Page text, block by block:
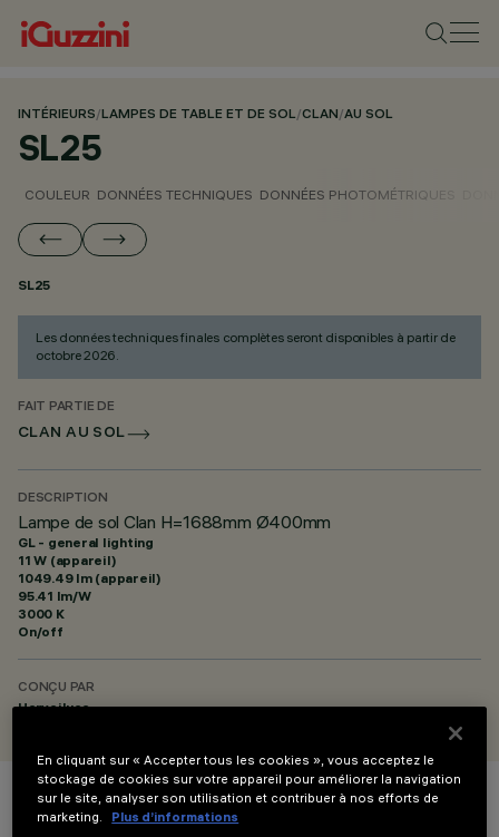
INTÉRIEURS/LAMPES DE TABLE ET DE SOL/CLAN/AU SOL
SL25
COULEUR DONNÉES TECHNIQUES DONNÉES PHOTOMÉTRIQUES
SL25
Les données techniques finales complètes seront disponibles à partir de
octobre 2026.
FAIT PARTIE DE
CLAN AU SOL
DESCRIPTION
Lampe de sol Clan H=1688mm Ø400mm
GL - general lighting
11 W (appareil)
1049.49 lm (appareil)
95.41 lm/W
3000 K
On/off
CONÇU PAR
Harveiluce
COULEUR
En cliquant sur « Accepter tous les cookies », vous acceptez le
stockage de cookies sur votre appareil pour améliorer la navigation
sur le site, analyser son utilisation et contribuer à nos efforts de
marketing.
Plus d’informations